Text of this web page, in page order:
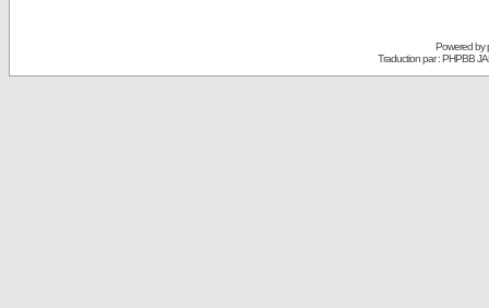
Powered by
Traduction par : PHPBB